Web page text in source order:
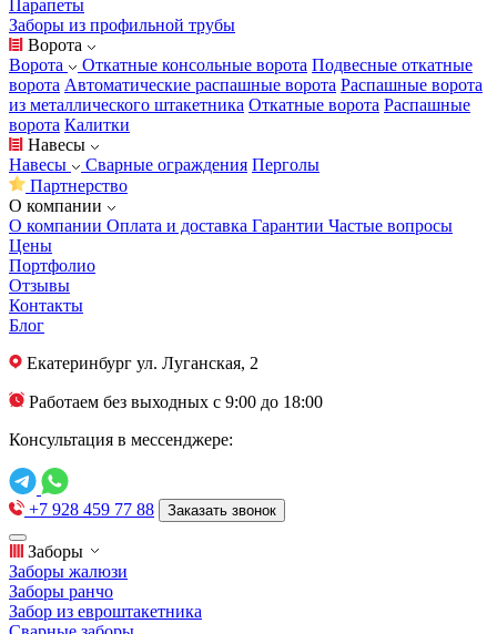
Парапеты
Заборы из профильной трубы
Ворота
Ворота
Откатные консольные ворота Подвесные откатные
ворота Автоматические распашные ворота Распашные ворота
из металлического штакетника Откатные ворота Распашные
ворота Калитки
Навесы
Навесы
Сварные ограждения Перголы
Партнерство
О компании
О компании Оплата и доставка Гарантии Частые вопросы
Цены
Портфолио
Отзывы
Контакты
Блог
Екатеринбург ул. Луганская, 2
Работаем без выходных с 9:00 до 18:00
Консультация в мессенджере:
+7 928 459 77 88 Заказать звонок
Заборы
Заборы жалюзи
Заборы ранчо
Забор из евроштакетника